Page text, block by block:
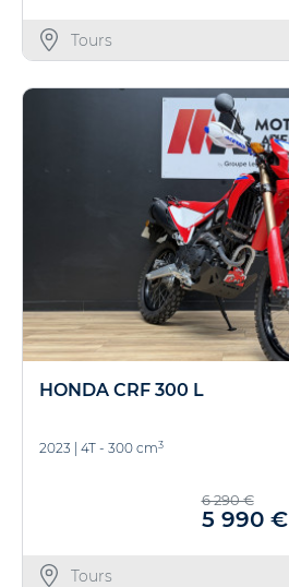
Tours
HONDA CRF 300 L
2023 4T - 300 cm3
6 290 €
5 990 €
Tours